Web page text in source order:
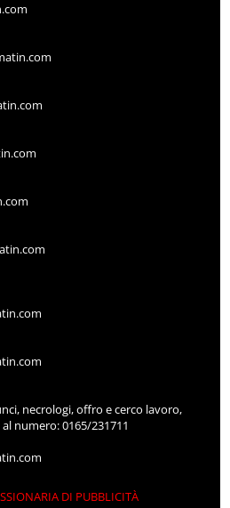
necrologi, offro e cerco lavoro,
numero: 0165/231711
DI PUBBLICITÀ